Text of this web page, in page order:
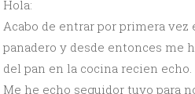
Hola:
Acabo de entrar por primera
panadero y desde entonces me
del pan en la cocina recien echo.
Me he echo seguidor tuyo para